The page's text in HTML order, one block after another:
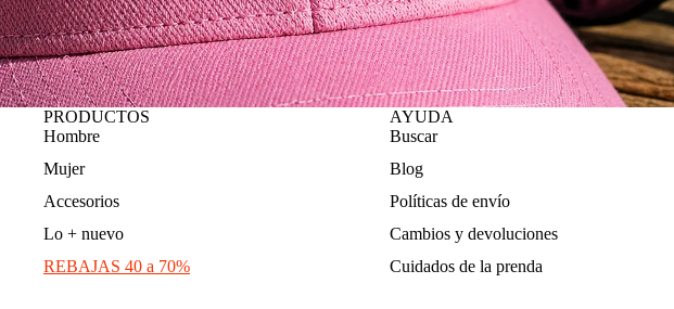
PRODUCTOS
Hombre
Mujer
Accesorios
Lo + nuevo
REBAJAS 40 a 70%
AYUDA
Buscar
Blog
Políticas de envío
Cambios y devoluciones
Cuidados de la prenda